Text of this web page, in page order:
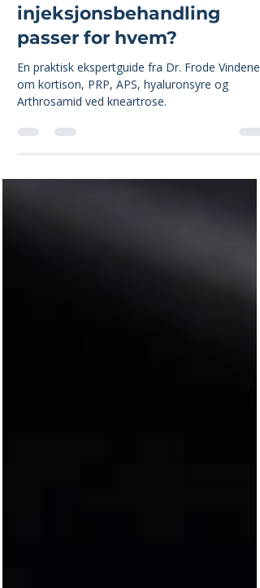
Kneartrose: Hvilken
injeksjonsbehandling
passer for hvem?
En praktisk ekspertguide fra Dr. Frode Vindenes
Arthrosamid ved kneartrose.